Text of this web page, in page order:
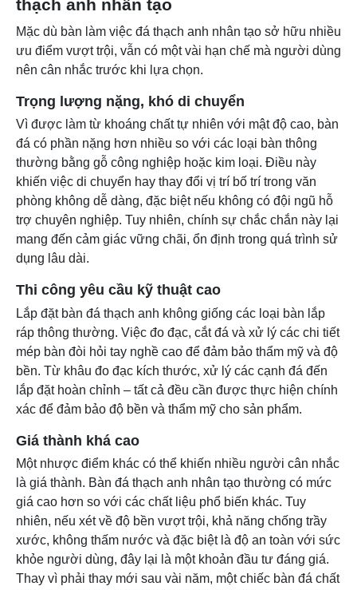
thạch anh nhân tạo
Mặc dù bàn làm việc đá thạch anh nhân tạo sở hữu nhiều
ưu điểm vượt trội, vẫn có một vài hạn chế mà người dùng
nên cân nhắc trước khi lựa chọn.
Trọng lượng nặng, khó di chuyển
Vì được làm từ khoáng chất tự nhiên với mật độ cao, bàn
đá có phần nặng hơn nhiều so với các loại bàn thông
thường bằng gỗ công nghiệp hoặc kim loại. Điều này
khiến việc di chuyển hay thay đổi vị trí bố trí trong văn
phòng không dễ dàng, đặc biệt nếu không có đội ngũ hỗ
trợ chuyên nghiệp. Tuy nhiên, chính sự chắc chắn này lại
mang đến cảm giác vững chãi, ổn định trong quá trình sử
dụng lâu dài.
Thi công yêu cầu kỹ thuật cao
Lắp đặt bàn đá thạch anh không giống các loại bàn lắp
ráp thông thường. Việc đo đạc, cắt đá và xử lý các chi tiết
mép bàn đòi hỏi tay nghề cao để đảm bảo thẩm mỹ và độ
bền. Từ khâu đo đạc kích thước, xử lý các cạnh đá đến
lắp đặt hoàn chỉnh – tất cả đều cần được thực hiện chính
xác để đảm bảo độ bền và thẩm mỹ cho sản phẩm.
Giá thành khá cao
Một nhược điểm khác có thể khiến nhiều người cân nhắc
là giá thành. Bàn đá thạch anh nhân tạo thường có mức
giá cao hơn so với các chất liệu phổ biến khác. Tuy
nhiên, nếu xét về độ bền vượt trội, khả năng chống trầy
xước, không thấm nước và đặc biệt là độ an toàn với sức
khỏe người dùng, đây lại là một khoản đầu tư đáng giá.
Thay vì phải thay mới sau vài năm, một chiếc bàn đá chất